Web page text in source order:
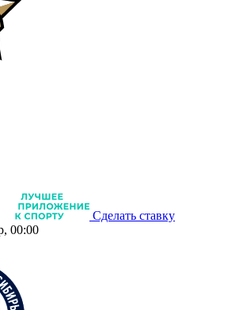
Сделать ставку
00:00